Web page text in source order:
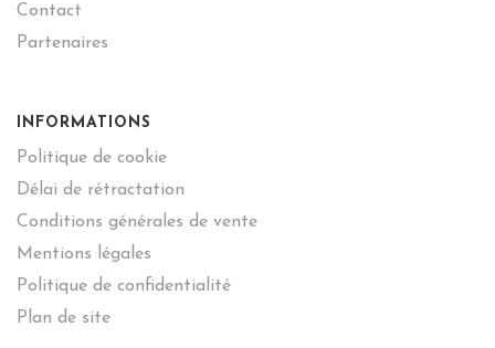
Contact
Partenaires
INFORMATIONS
Politique de cookie
Délai de rétractation
Conditions générales de vente
Mentions légales
Politique de confidentialité
Plan de site